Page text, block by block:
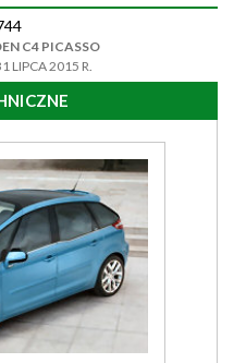
C4 PICASSO
LIPCA 2015 R.